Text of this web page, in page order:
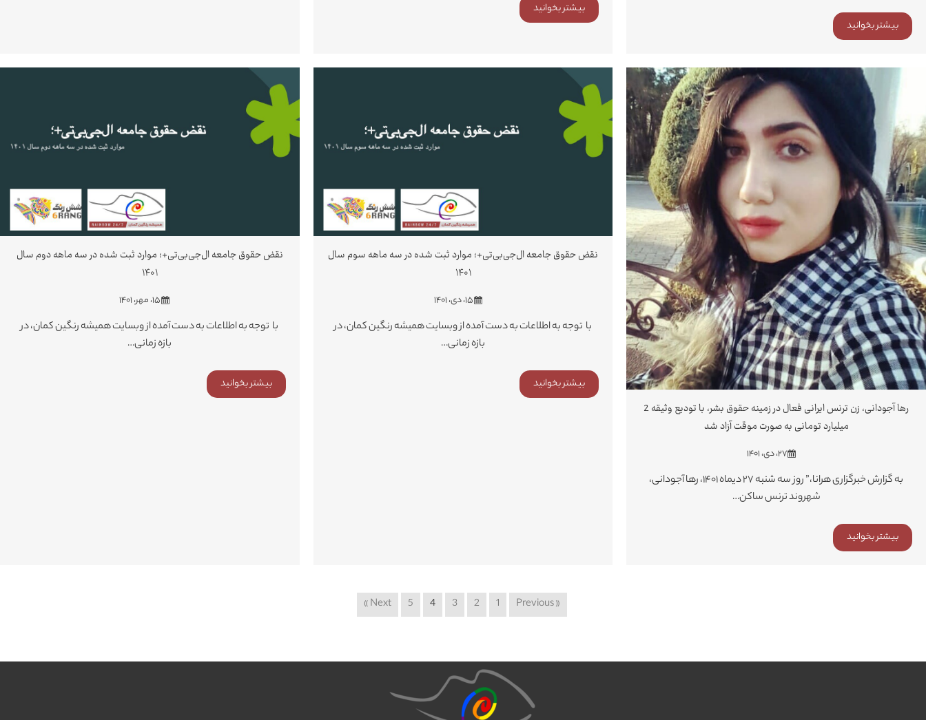
بیشتر بخوانید
بیشتر بخوانید
رها آجودانی، زن ترنس ایرانی فعال در زمینه حقوق بشر، با تودیع وثیقه 2
میلیارد تومانی به صورت موقت آزاد شد
۲۷، دی، ۱۴۰۱
به گزارش خبرگزاری هرانا،” روز سه شنبه ۲۷ دیماه ۱۴۰۱، رها آجودانی،
شهروند ترنس ساکن…
بیشتر بخوانید
نقض حقوق جامعه ال‌جی‌بی‌تی+؛ موارد ثبت شده در سه ماهه سوم سال
۱۴۰۱
۱۵، دی، ۱۴۰۱
با توجه به اطلاعات به دست آمده از وبسایت همیشه رنگین کمان، در
بازه زمانی…
بیشتر بخوانید
نقض حقوق جامعه ال‌جی‌بی‌تی+؛ موارد ثبت شده در سه ماهه دوم سال
۱۴۰۱
۱۵، مهر، ۱۴۰۱
با توجه به اطلاعات به دست آمده از وبسایت همیشه رنگین کمان، در
بازه زمانی…
بیشتر بخوانید
« Previous
1
2
3
4
5
Next »